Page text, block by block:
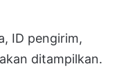
ID pengirim,
ditampilkan.